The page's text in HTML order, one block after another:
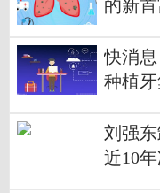
的新
快消
种植
刘强东
近10